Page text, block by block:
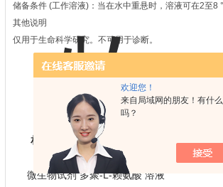
欢迎您！
来自局域网的朋友！有什
吗？
储备条件 (工作溶液)：当在水中重悬时，溶液可在2至8
其他说明
仅用于生命科学研究。不可用于诊断。
相关产品
微生物试剂 多聚-L-赖氨酸 溶液